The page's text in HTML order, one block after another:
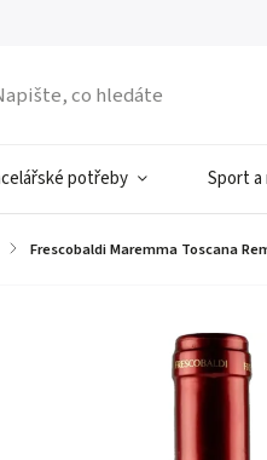
potřeby Sport a
/ Frescobaldi Maremma Toscana